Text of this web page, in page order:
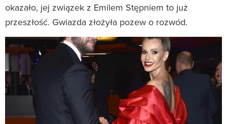
okazało, jej związek z Emilem Stępniem to już
przeszłość. Gwiazda złożyła pozew o rozwód.